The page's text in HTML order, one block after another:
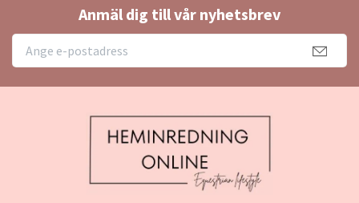
Anmäl dig till vår nyhetsbrev